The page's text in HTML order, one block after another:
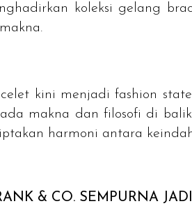
koleksi gelang
kini menjadi fashion
makna dan filosofi di balik
harmoni antara
& CO. SEMPURNA